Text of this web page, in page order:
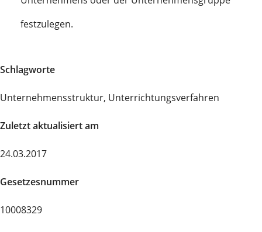
festzulegen.
Schlagworte
Unternehmensstruktur, Unterrichtungsverfahren
Zuletzt aktualisiert am
24.03.2017
Gesetzesnummer
10008329